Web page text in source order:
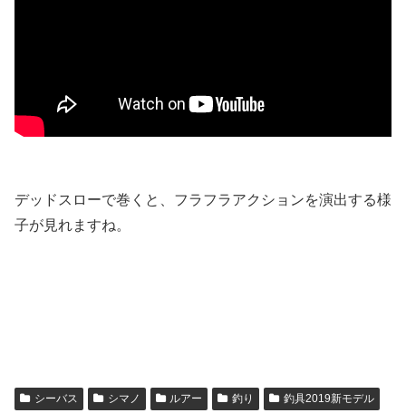
デッドスローで巻くと、フラフラアクションを演出する様
子が見れますね。
シーバス シマノ ルアー 釣り 釣具2019新モデル